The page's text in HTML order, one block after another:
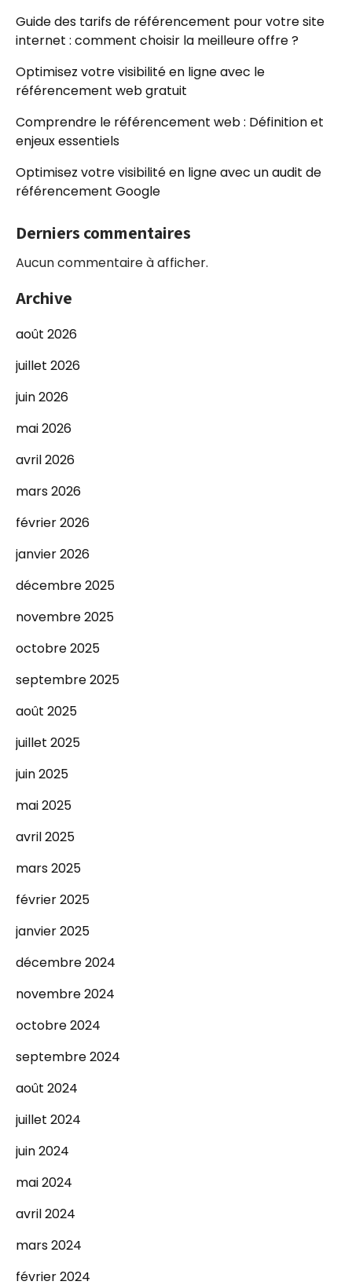
Guide des tarifs de référencement pour votre site
internet : comment choisir la meilleure offre ?
Optimisez votre visibilité en ligne avec le
référencement web gratuit
Comprendre le référencement web : Définition et
enjeux essentiels
Optimisez votre visibilité en ligne avec un audit de
référencement Google
Derniers commentaires
Aucun commentaire à afficher.
Archive
août 2026
juillet 2026
juin 2026
mai 2026
avril 2026
mars 2026
février 2026
janvier 2026
décembre 2025
novembre 2025
octobre 2025
septembre 2025
août 2025
juillet 2025
juin 2025
mai 2025
avril 2025
mars 2025
février 2025
janvier 2025
décembre 2024
novembre 2024
octobre 2024
septembre 2024
août 2024
juillet 2024
juin 2024
mai 2024
avril 2024
mars 2024
février 2024